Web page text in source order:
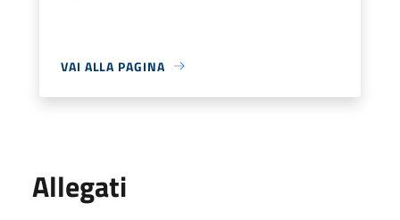
VAI ALLA PAGINA
Allegati